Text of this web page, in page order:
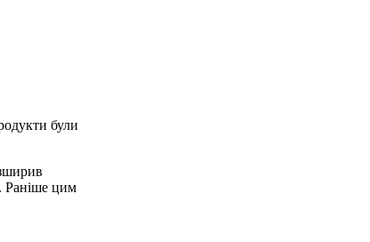
були
Раніше цим